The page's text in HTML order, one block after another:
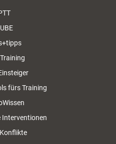
fürs Training
Interventionen